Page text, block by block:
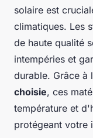
solaire est
climatiques. Les
de haute qualité
intempéries et
durable. Grâce à
choisie, ces
température et
protégeant votre